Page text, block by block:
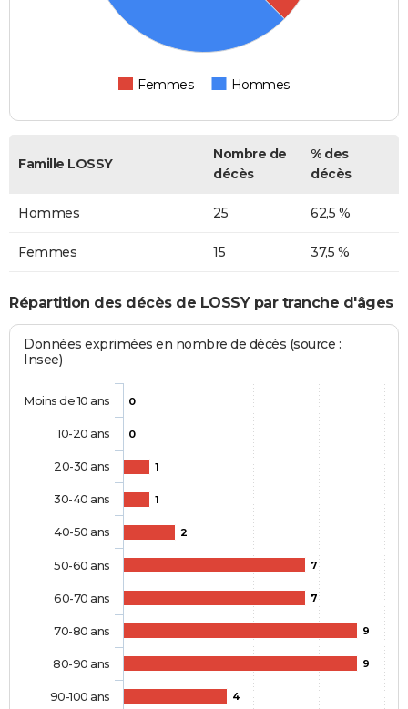
Femmes Hommes
Famille LOSSY
Nombre de
décès
% des
décès
Hommes 25 62,5 %
Femmes 15 37,5 %
Répartition des décès de LOSSY par tranche d'âges
Données exprimées en nombre de décès (source :
Insee)
0
0
1
1
2
7
7
9
9
4
Moins de 10 ans
10-20 ans
20-30 ans
30-40 ans
40-50 ans
50-60 ans
60-70 ans
70-80 ans
80-90 ans
90-100 ans